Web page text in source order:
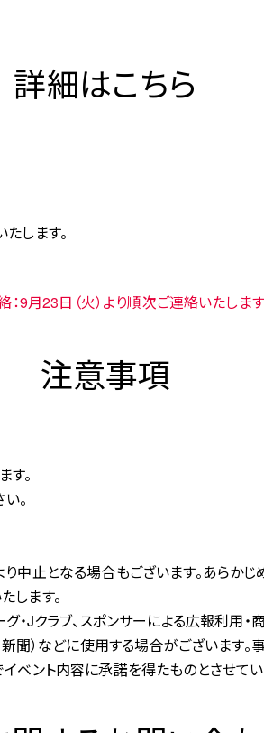
詳細はこちら
します。
9月23日（火）より順次ご連絡いたします
注意事項
。
さい。
る場合もございます。あらかじめ
たします。
Jクラブ、スポンサーによる広報利用・
聞）などに使用する場合がございます。
ベント内容に承諾を得たものとさせてい